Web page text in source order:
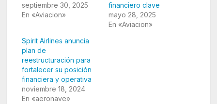
septiembre 30, 2025
En «Aviacion»
financiero clave
mayo 28, 2025
En «Aviacion»
Spirit Airlines anuncia
plan de
reestructuración para
fortalecer su posición
financiera y operativa
noviembre 18, 2024
En «aeronave»